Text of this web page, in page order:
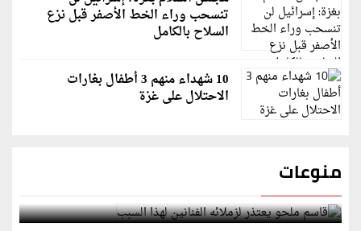
تنسحب وراء الخط الأصفر قبل نزع
السلاح بالكامل
10 شهداء منهم 3 أطفال بغارات
الاحتلال على غزة
منوعات
قاسم ملحو يعتذر لزملائه الفنانين لهذا السبب